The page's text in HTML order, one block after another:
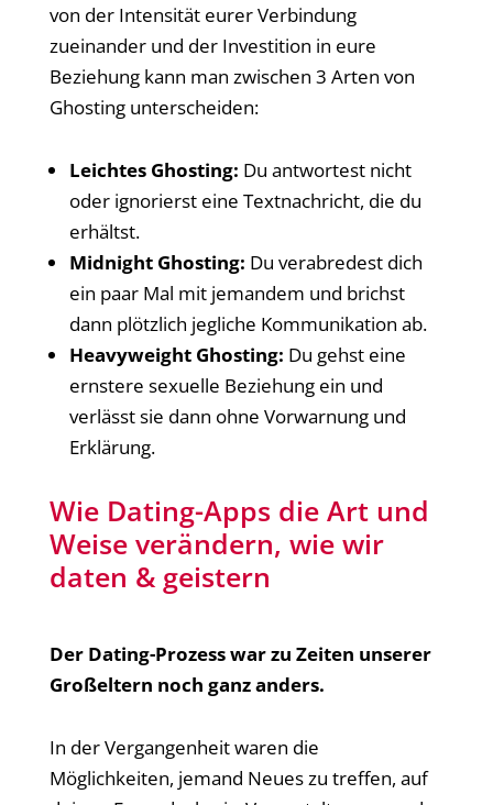
von der Intensität eurer Verbindung
zueinander und der Investition in eure
Beziehung kann man zwischen 3 Arten von
Ghosting unterscheiden:
Leichtes Ghosting: Du antwortest nicht
oder ignorierst eine Textnachricht, die du
erhältst.
Midnight Ghosting: Du verabredest dich
ein paar Mal mit jemandem und brichst
dann plötzlich jegliche Kommunikation ab.
Heavyweight Ghosting: Du gehst eine
ernstere sexuelle Beziehung ein und
verlässt sie dann ohne Vorwarnung und
Erklärung.
Wie Dating-Apps die Art und
Weise verändern, wie wir
daten & geistern
Der Dating-Prozess war zu Zeiten unserer
Großeltern noch ganz anders.
In der Vergangenheit waren die
Möglichkeiten, jemand Neues zu treffen, auf